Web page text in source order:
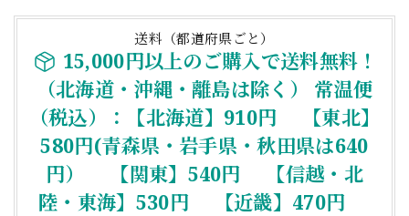
送料（都道府県ごと）
15,000円以上のご購入で送料無料！
（北海道・沖縄・離島は除く） 常温便
（税込）：【北海道】910円 【東北】
580円(青森県・岩手県・秋田県は640
円） 【関東】540円 【信越・北
陸・東海】530円 【近畿】470円